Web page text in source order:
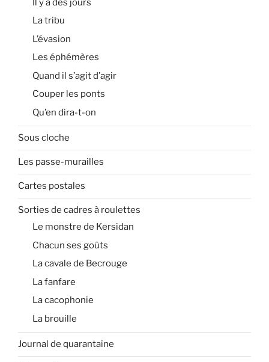
La tribu
L’évasion
Les éphémères
Quand il s’agit d’agir
Couper les ponts
Qu’en dira-t-on
Sous cloche
Les passe-murailles
Cartes postales
Sorties de cadres à roulettes
Le monstre de Kersidan
Chacun ses goûts
La cavale de Becrouge
La fanfare
La cacophonie
La brouille
Journal de quarantaine